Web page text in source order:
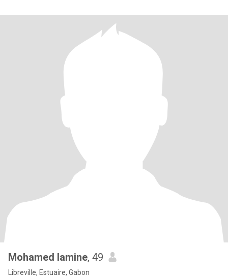
Mohamed lamine, 49
Libreville, Estuaire, Gabon